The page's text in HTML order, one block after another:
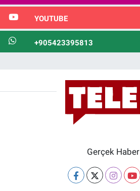
YOUTUBE
+905423395813
Gerçek Haber